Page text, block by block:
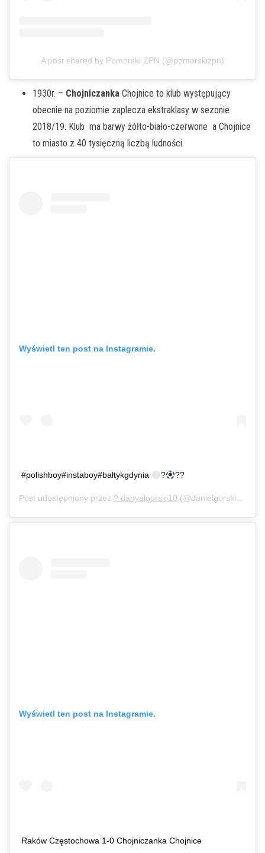
A post shared by Pomorski ZPN (@pomorskizpn)
1930r. – Chojniczanka Chojnice to klub występujący
obecnie na poziomie zaplecza ekstraklasy w sezonie
2018/19. Klub ma barwy żółto-biało-czerwone a Chojnice
to miasto z 40 tysięczną liczbą ludności.
Wyświetl ten post na Instagramie.
#polishboy#instaboy#bałtykgdynia ? ??
Post udostępniony przez ? danyalgorski10 (@danielgorski10)
Wyświetl ten post na Instagramie.
Raków Częstochowa 1-0 Chojniczanka Chojnice